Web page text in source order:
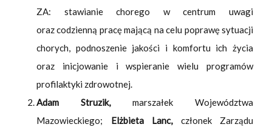
ZA: stawianie chorego w centrum uwagi
oraz codzienną pracę mającą na celu poprawę sytuacji
chorych, podnoszenie jakości i komfortu ich życia
oraz inicjowanie i wspieranie wielu programów
profilaktyki zdrowotnej.
Adam Struzik,marszałek Województwa
Mazowieckiego; Elżbieta Lanc, członek Zarządu